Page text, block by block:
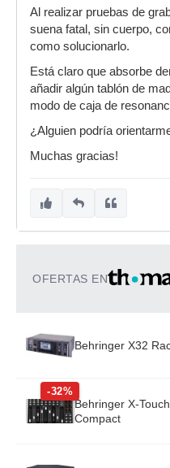
Al realizar pruebas de
suena fatal, sin cuerpo,
como solucionarlo.
Está claro que absorbe
añadir algún tablón de
modo de caja de
¿Alguien podría
Muchas gracias!
OFERTAS EN
Behringer X32
-32%
Behringer X-Touch
Compact